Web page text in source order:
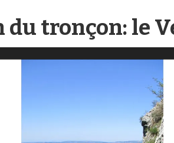
tronçon: le